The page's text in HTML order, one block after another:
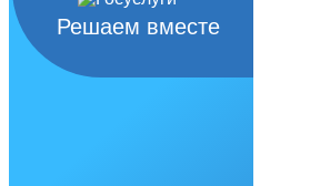
Решаем вместе